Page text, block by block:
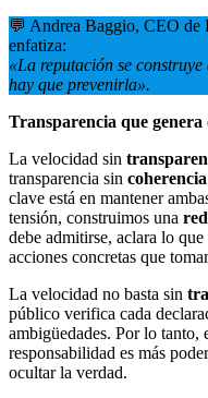
💬 Andrea Baggio, CEO
enfatiza:
«La reputación se
hay que prevenirla».
Transparencia que genera
La velocidad sin
transparencia sin coherencia
clave está en mantener
tensión, construimos una
debe admitirse, aclara lo
acciones concretas que
La velocidad no basta sin
público verifica cada
ambigüedades. Por lo tanto,
responsabilidad es más
ocultar la verdad.